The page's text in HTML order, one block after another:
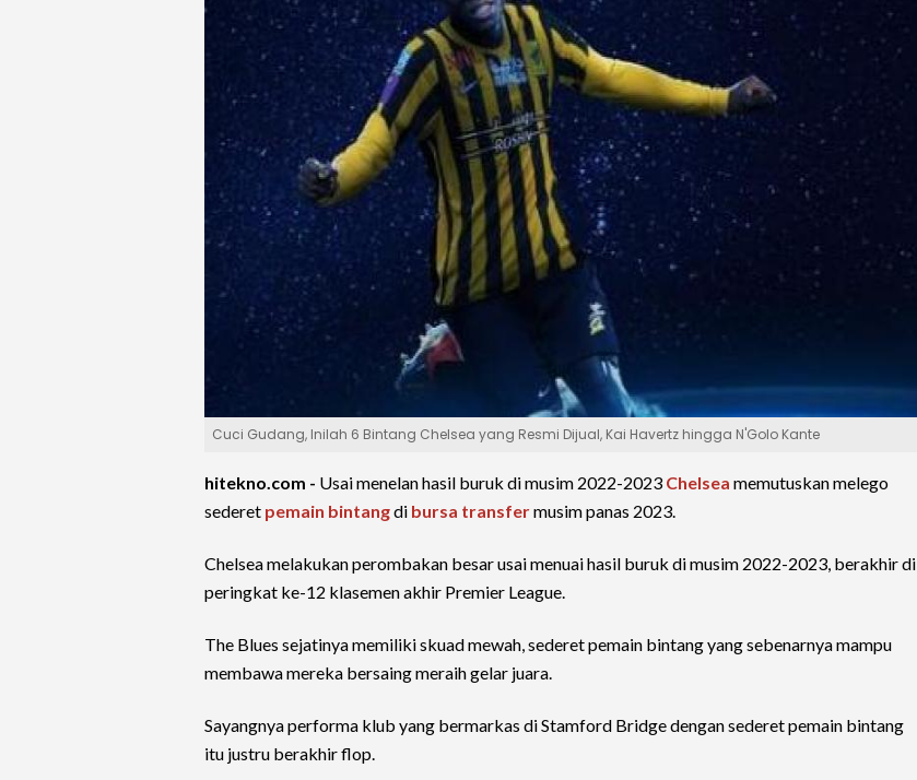
Cuci Gudang, Inilah 6 Bintang Chelsea yang Resmi Dijual, Kai Havertz hingga N'Golo Kante
hitekno.com - Usai menelan hasil buruk di musim 2022-2023 Chelsea memutuskan melego
sederet pemain bintangdi bursa transfermusim panas 2023.
Chelsea melakukan perombakan besar usai menuai hasil buruk di musim 2022-2023, berakhir di
peringkat ke-12 klasemen akhir Premier League.
The Blues sejatinya memiliki skuad mewah, sederet pemain bintang yang sebenarnya mampu
membawa mereka bersaing meraih gelar juara.
Sayangnya performa klub yang bermarkas di Stamford Bridge dengan sederet pemain bintang
itu justru berakhir flop.